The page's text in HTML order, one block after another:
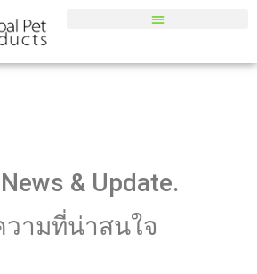
& Update.
ามที่น่าสนใจ